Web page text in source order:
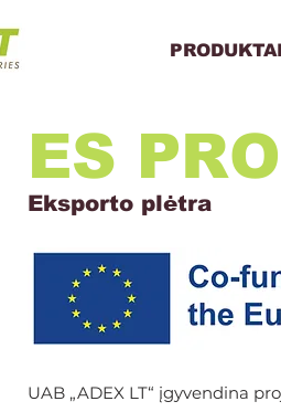
PRODUKTAI
ES
Eksporto plėtra
UAB „ADEX LT“ įgyvendina